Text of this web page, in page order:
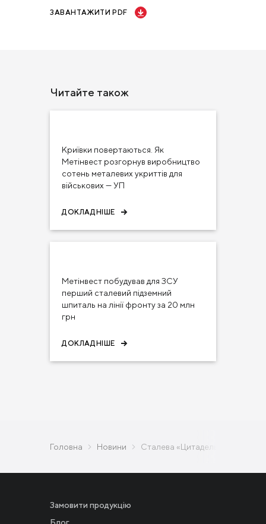
ЗАВАНТАЖИТИ PDF
Читайте також
Криївки повертаються. Як
Метінвест розгорнув виробництво
сотень металевих укриттів для
військових — УП
ДОКЛАДНІШЕ
Метінвест побудував для ЗСУ
перший сталевий підземний
шпиталь на лінії фронту за 20 млн
грн
ДОКЛАДНІШЕ
Головна Новини Сталева «Цитадель»:
Замовити продукцію